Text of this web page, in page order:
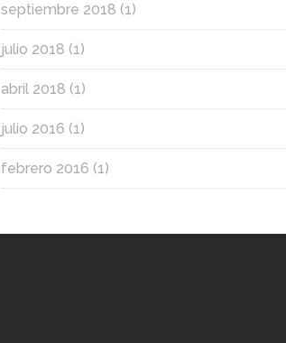
septiembre 2018 (1)
julio 2018 (1)
abril 2018 (1)
julio 2016 (1)
febrero 2016 (1)